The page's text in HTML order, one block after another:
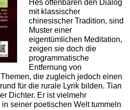
Hes offenbaren den Dialog
mit klassischer
chinesischer Tradition, sind
Muster einer
eigentümlichen Meditation,
zeigen sie doch die
programmatische
Entfernung von
die zugleich jedoch einen
für die rurale Lyrik bilden. Tian
Dichter. Er ist vielmehr
seiner poetischen Welt tummeln